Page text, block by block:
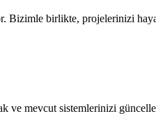
Bizimle birlikte, projelerinizi
ve mevcut sistemlerinizi